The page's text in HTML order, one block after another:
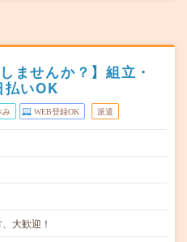
ませんか？】組立・
払いOK
み WEB登録OK 派遣
大歓迎！